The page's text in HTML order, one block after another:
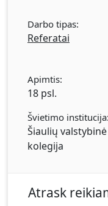
Darbo tipas:
Referatai
Apimtis:
18 psl.
Švietimo institucija:
Šiaulių valstybinė
kolegija
Atrask